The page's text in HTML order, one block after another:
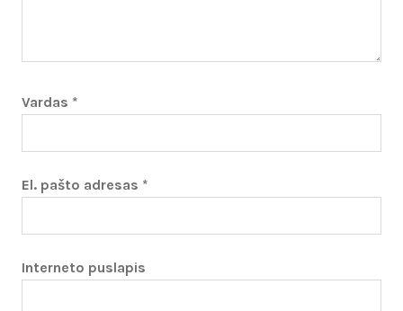
Vardas *
El. pašto adresas *
Interneto puslapis